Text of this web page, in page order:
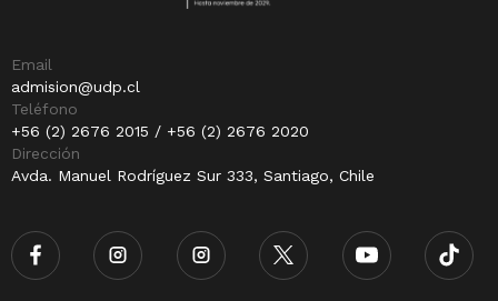
Email
admision@udp.cl
Teléfono
+56 (2) 2676 2015 / +56 (2) 2676 2020
Dirección
Avda. Manuel Rodríguez Sur 333, Santiago, Chile